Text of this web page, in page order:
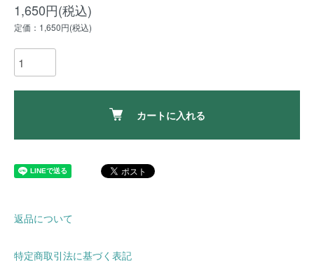
1,650円(税込)
定価：1,650円(税込)
カートに入れる
返品について
特定商取引法に基づく表記